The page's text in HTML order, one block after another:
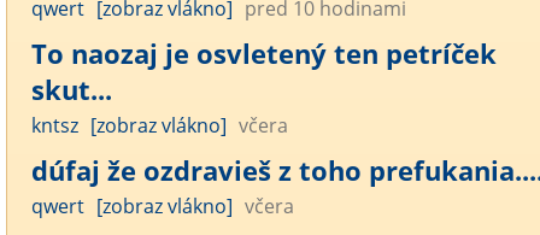
qwert [zobraz vlákno] pred 10 hodinami
To naozaj je osvletený ten petríček
skut...
kntsz [zobraz vlákno] včera
dúfaj že ozdravieš z toho
qwert [zobraz vlákno] včera